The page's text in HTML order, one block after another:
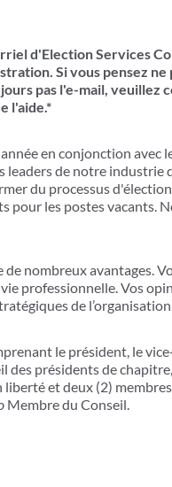
d'Election Services
Si vous pensez ne
pas l'e-mail, veuillez
l'aide.*​
en conjonction avec
leaders de notre industrie
du processus
pour les postes vacants.
nombreux avantages.
professionnelle. Vos
de
le président, le
présidents de
et deux (2)
Membre du Conseil.